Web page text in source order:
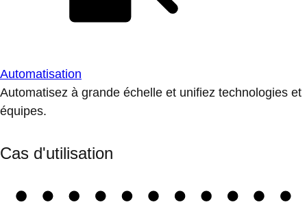
Automatisation
Automatisez à grande échelle et unifiez technologies et
équipes.
Cas d'utilisation